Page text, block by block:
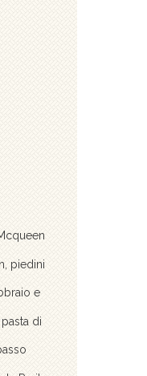
piedini
e
di